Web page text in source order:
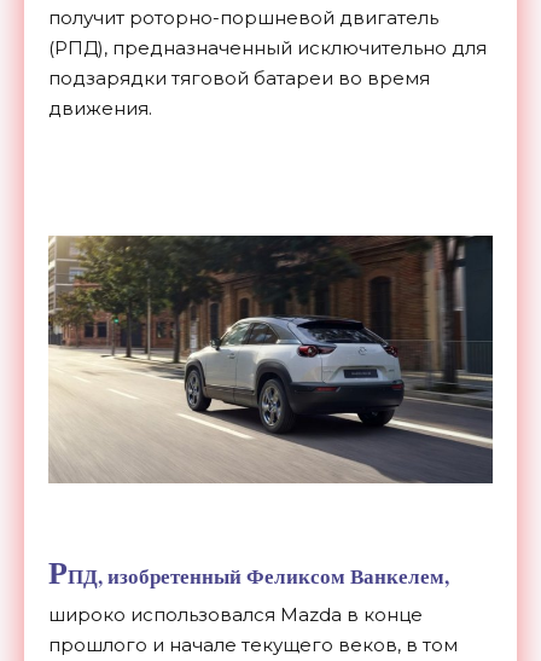
получит роторно-поршневой двигатель
(РПД), предназначенный исключительно для
подзарядки тяговой батареи во время
движения.
РПД, изобретенный Феликсом Ванкелем,
широко использовался Mazda в конце
прошлого и начале текущего веков, в том